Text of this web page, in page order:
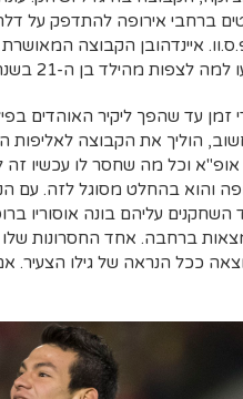
ברחבי אירופה להתדפק על
איינדהובן הקבוצה
בן ה-21 בשנתו הראשונה באירופה.
וכל מה שחסר לו עכשיו זה
עליהם בונה אוסוריו
ברחבה. אחד החסרונות
ככל הנראה של גילו